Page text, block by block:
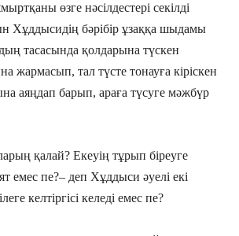
өзге нәсілдестері секілді
Хұддысидің бәрібір ұзаққа шыдамы
тасасында қолдарына түскен
жармасып, тал түсте тонауға кіріскен
аяңдап барып, араға түсуге мәжбүр
қалай? Екеуің тұрып біреуге
емес пе?– деп Хұддыси әуелі екі
келтіргісі келеді емес пе?